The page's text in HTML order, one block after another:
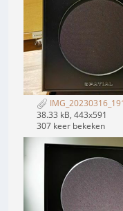
38.33 kB, 443x591
307 keer bekeken